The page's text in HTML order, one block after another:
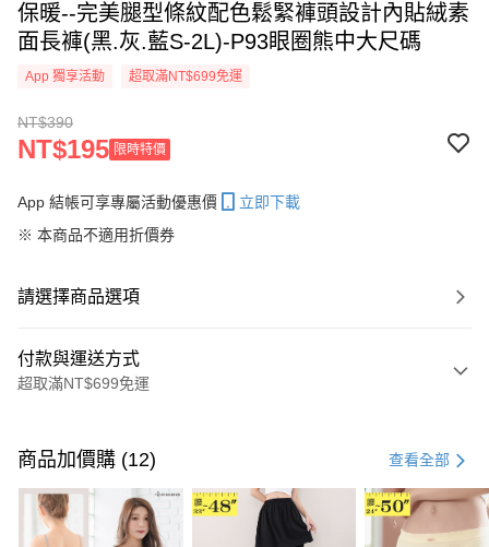
保暖--完美腿型條紋配色鬆緊褲頭設計內貼絨素
面長褲(黑.灰.藍S-2L)-P93眼圈熊中大尺碼
App 獨享活動 超取滿NT$699免運
NT$390
NT$195 限時特價
App 結帳可享專屬活動優惠價
立即下載
※ 本商品不適用折價券
請選擇商品選項
付款與運送方式
超取滿NT$699免運
信用卡一次付款
超商取貨付款
LINE Pay
商品加價購 (12) 查看全部